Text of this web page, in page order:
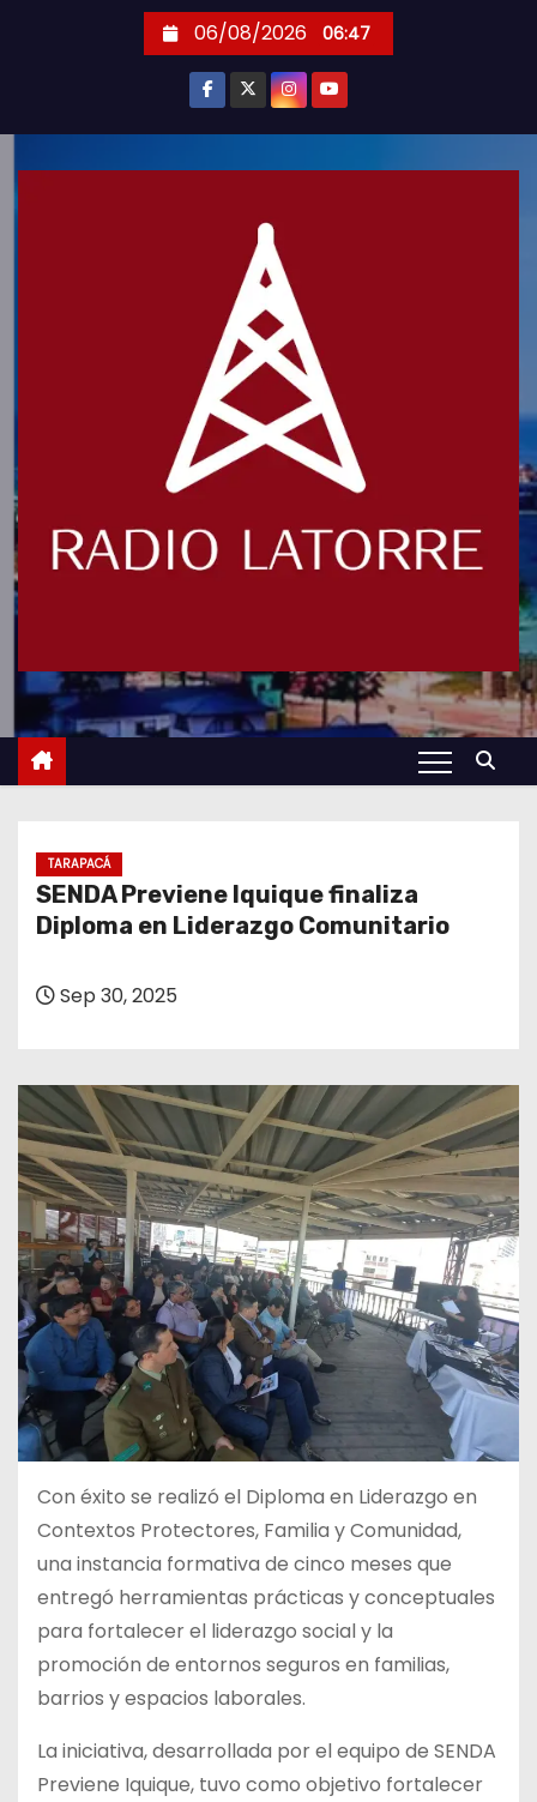
06/08/2026 06:47
TARAPACÁ
SENDA Previene Iquique finaliza
Diploma en Liderazgo Comunitario
Sep 30, 2025
Con éxito se realizó el Diploma en Liderazgo en
Contextos Protectores, Familia y Comunidad,
una instancia formativa de cinco meses que
entregó herramientas prácticas y conceptuales
para fortalecer el liderazgo social y la
promoción de entornos seguros en familias,
barrios y espacios laborales.
La iniciativa, desarrollada por el equipo de SENDA
Previene Iquique, tuvo como objetivo fortalecer